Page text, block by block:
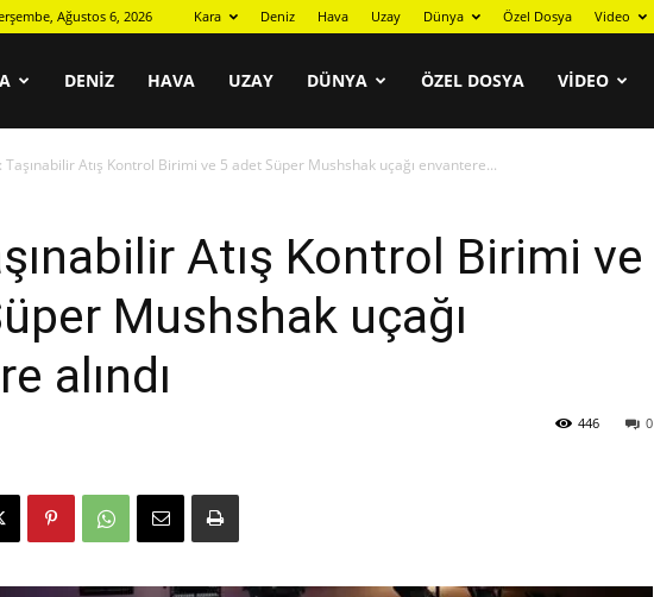
Ağustos 6, 2026 Kara Deniz Hava Uzay Dünya Özel Dosya Video
DENIZ HAVA UZAY DÜNYA ÖZEL DOSYA VIDEO
Taşınabilir Atış Kontrol Birimi ve 5 adet Süper Mushshak uçağı envantere...
Atış Kontrol Birimi ve
Mushshak uçağı
alındı
0
446